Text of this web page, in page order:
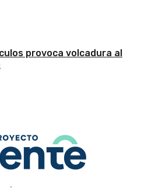
provoca volcadura al
.